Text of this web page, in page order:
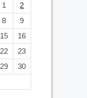
1
2
8
9
15
16
22
23
29
30